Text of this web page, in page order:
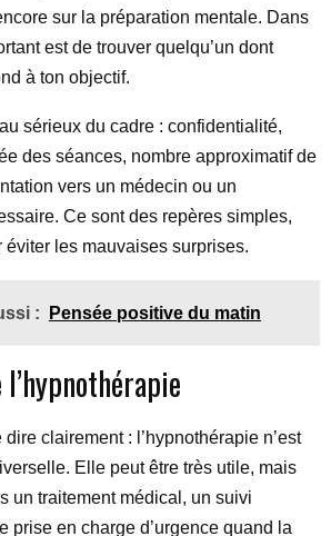
sur la préparation mentale. Dans
est de trouver quelqu’un dont
à ton objectif.
sérieux du cadre : confidentialité,
des séances, nombre approximatif de
vers un médecin ou un
Ce sont des repères simples,
éviter les mauvaises surprises.
: Pensée positive du matin
dire clairement : l’hypnothérapie n’est
Elle peut être très utile, mais
un traitement médical, un suivi
prise en charge d’urgence quand la